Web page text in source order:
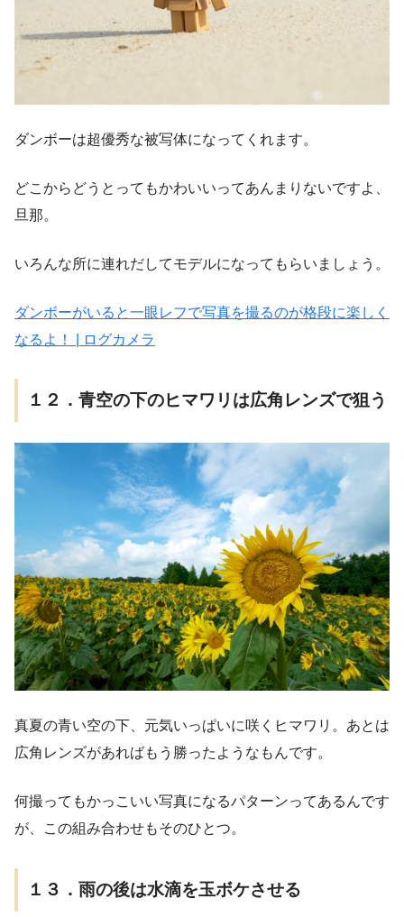
ダンボーは超優秀な被写体になってくれます。
どこからどうとってもかわいいってあんまりないですよ、
旦那。
いろんな所に連れだしてモデルになってもらいましょう。
ダンボーがいると一眼レフで写真を撮るのが格段に楽しく
なるよ！ | ログカメラ
１２．青空の下のヒマワリは広角レンズで狙う
真夏の青い空の下、元気いっぱいに咲くヒマワリ。あとは
広角レンズがあればもう勝ったようなもんです。
何撮ってもかっこいい写真になるパターンってあるんです
が、この組み合わせもそのひとつ。
１３．雨の後は水滴を玉ボケさせる